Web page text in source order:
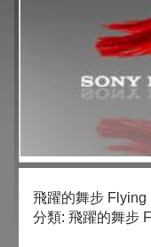
飛躍的舞步 Flying
分類: 飛躍的舞步